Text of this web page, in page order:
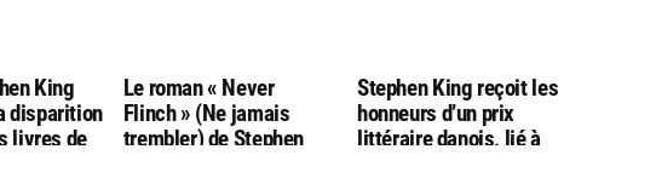
King
disparition
livres de
Le roman « Never
Flinch » (Ne jamais
trembler) de Stephen
Stephen King reçoit les
honneurs d’un prix
littéraire danois, lié à